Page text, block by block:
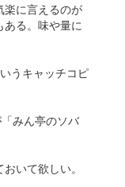
楽に言えるのが
る。味や量に
うキャッチコピ
みん亭のソバ
いて欲しい。